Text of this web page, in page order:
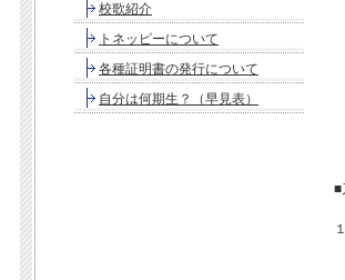
校歌紹介
トネッピーについて
各種証明書の発行について
自分は何期生？（早見表）
■